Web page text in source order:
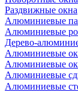
Раздвижные окна
Алюминиевые
Алюминиевые
Дерево-
Алюминиевые
Алюминиевые
Алюминиевые
Алюминиевые